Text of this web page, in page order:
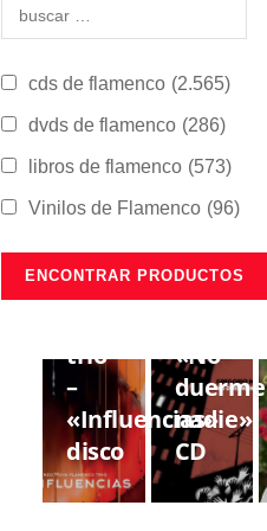
cds de flamenco (2.565)
dvds de flamenco (286)
libros de flamenco (573)
Vinilos de Flamenco (96)
FLAMENCO
Lorenzo
trío
–
«Influencias»
disco
FLAMENCO
Gregorio
«No
duerme
nadie»
CD